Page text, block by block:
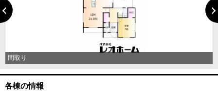
間取り
各棟の情報